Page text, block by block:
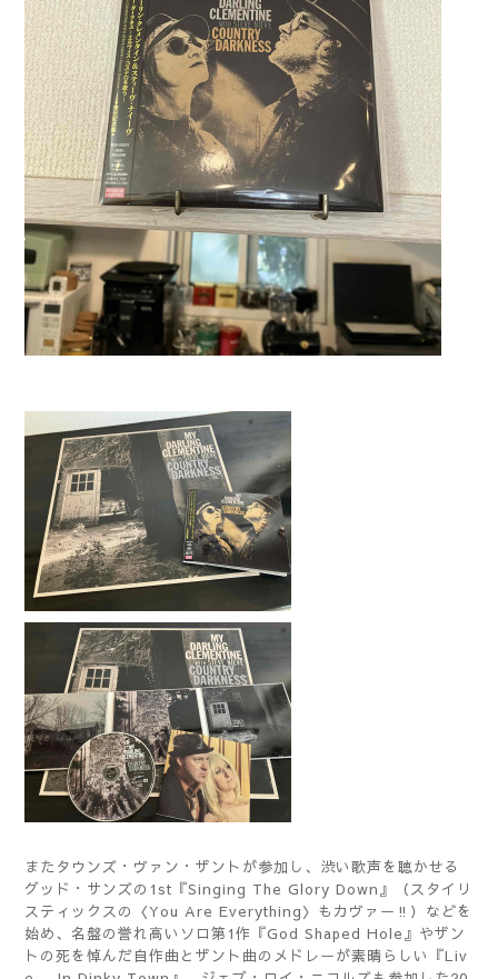
またタウンズ・ヴァン・ザントが参加し、渋い歌声を聴かせる
グッド・サンズの1st『Singing The Glory Down』（スタイリ
スティックスの〈You Are Everything〉もカヴァー‼）などを
始め、名盤の誉れ高いソロ第1作『God Shaped Hole』やザン
トの死を悼んだ自作曲とザント曲のメドレーが素晴らしい『Liv